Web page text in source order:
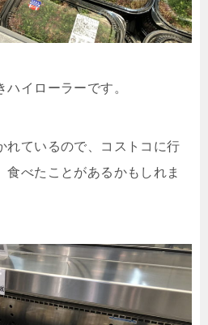
イローラーです。
れているので、コストコに行
食べたことがあるかもしれま